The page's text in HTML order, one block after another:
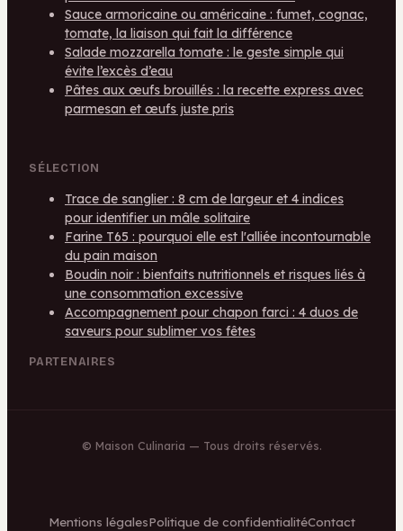
Sauce armoricaine ou américaine : fumet, cognac,
tomate, la liaison qui fait la différence
Salade mozzarella tomate : le geste simple qui
évite l’excès d’eau
Pâtes aux œufs brouillés : la recette express avec
parmesan et œufs juste pris
SÉLECTION
Trace de sanglier : 8 cm de largeur et 4 indices
pour identifier un mâle solitaire
Farine T65 : pourquoi elle est l'alliée incontournable
du pain maison
Boudin noir : bienfaits nutritionnels et risques liés à
une consommation excessive
Accompagnement pour chapon farci : 4 duos de
saveurs pour sublimer vos fêtes
PARTENAIRES
© Maison Culinaria — Tous droits réservés.
Mentions légalesPolitique de confidentialitéContact